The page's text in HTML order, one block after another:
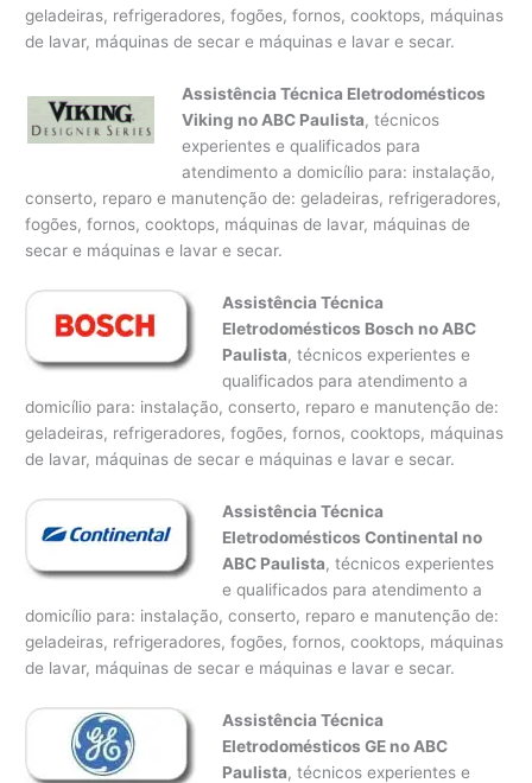
geladeiras, refrigeradores, fogões, fornos, cooktops, máquinas
de lavar, máquinas de secar e máquinas e lavar e secar.
Assistência Técnica Eletrodomésticos
Viking no ABC Paulista, técnicos
experientes e qualificados para
atendimento a domicílio para: instalação,
conserto, reparo e manutenção de: geladeiras, refrigeradores,
fogões, fornos, cooktops, máquinas de lavar, máquinas de
secar e máquinas e lavar e secar.
Assistência Técnica
Eletrodomésticos Bosch no ABC
Paulista, técnicos experientes e
qualificados para atendimento a
domicílio para: instalação, conserto, reparo e manutenção de:
geladeiras, refrigeradores, fogões, fornos, cooktops, máquinas
de lavar, máquinas de secar e máquinas e lavar e secar.
Assistência Técnica
Eletrodomésticos Continental no
ABC Paulista, técnicos experientes
e qualificados para atendimento a
domicílio para: instalação, conserto, reparo e manutenção de:
geladeiras, refrigeradores, fogões, fornos, cooktops, máquinas
de lavar, máquinas de secar e máquinas e lavar e secar.
Assistência Técnica
Eletrodomésticos GE no ABC
Paulista, técnicos experientes e